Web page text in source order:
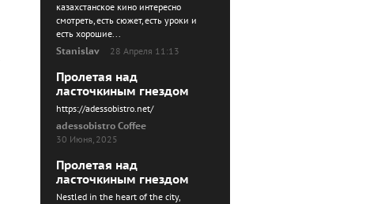
казахстанское кино интересно
смотреть, есть сюжет, есть уроки и
есть хорошие...
Stanislav
28 Апреля 11:13
Пролетая над
ласточкиным гнездом
https://adessobistro.net/
adessobistro Coffee
30 Июня, 2025
Пролетая над
ласточкиным гнездом
Nestled in the heart of the city,